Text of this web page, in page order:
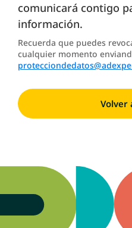
comunicará contigo
información.
Recuerda que puedes
cualquier momento
Volver